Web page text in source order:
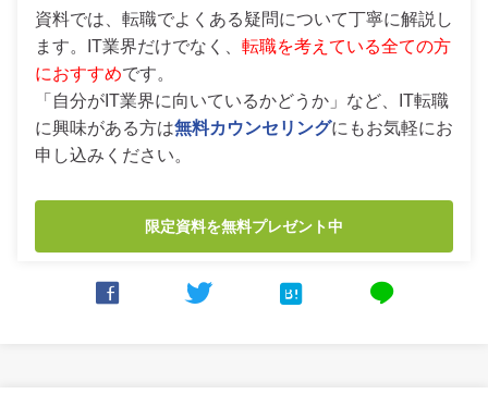
資料では、転職でよくある疑問について丁寧に解説し
ます。IT業界だけでなく、 転職を考えている全ての方
におすすめです。
「自分がIT業界に向いているかどうか」など、IT転職
に興味がある方は無料カウンセリングにもお気軽にお
申し込みください。
限定資料を無料プレゼント中
   line